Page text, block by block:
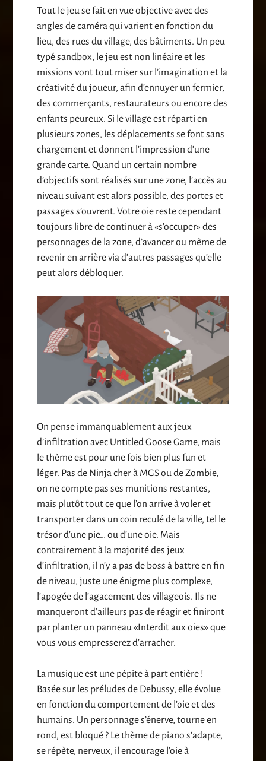
Tout le jeu se fait en vue objective avec des
angles de caméra qui varient en fonction du
lieu, des rues du village, des bâtiments. Un peu
typé sandbox, le jeu est non linéaire et les
missions vont tout miser sur l’imagination et la
créativité du joueur, afin d’ennuyer un fermier,
des commerçants, restaurateurs ou encore des
enfants peureux. Si le village est réparti en
plusieurs zones, les déplacements se font sans
chargement et donnent l’impression d’une
grande carte. Quand un certain nombre
d’objectifs sont réalisés sur une zone, l’accès au
niveau suivant est alors possible, des portes et
passages s’ouvrent. Votre oie reste cependant
toujours libre de continuer à «s’occuper» des
personnages de la zone, d’avancer ou même de
revenir en arrière via d’autres passages qu’elle
peut alors débloquer.
On pense immanquablement aux jeux
d’infiltration avec Untitled Goose Game, mais
le thème est pour une fois bien plus fun et
léger. Pas de Ninja cher à MGS ou de Zombie,
on ne compte pas ses munitions restantes,
mais plutôt tout ce que l’on arrive à voler et
transporter dans un coin reculé de la ville, tel le
trésor d’une pie… ou d’une oie. Mais
contrairement à la majorité des jeux
d’infiltration, il n’y a pas de boss à battre en fin
de niveau, juste une énigme plus complexe,
l’apogée de l’agacement des villageois. Ils ne
manqueront d’ailleurs pas de réagir et finiront
par planter un panneau «Interdit aux oies» que
vous vous empresserez d’arracher.
La musique est une pépite à part entière !
Basée sur les préludes de Debussy, elle évolue
en fonction du comportement de l’oie et des
humains. Un personnage s’énerve, tourne en
rond, est bloqué ? Le thème de piano s’adapte,
se répète, nerveux, il encourage l’oie à